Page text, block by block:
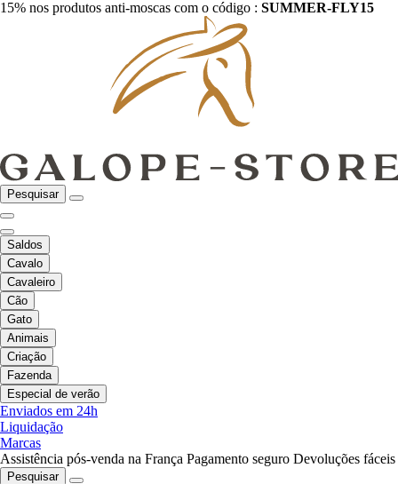
15% nos produtos anti-moscas com o código : SUMMER-FLY15
Pesquisar
Saldos
Cavalo
Cavaleiro
Cão
Gato
Animais
Criação
Fazenda
Especial de verão
Enviados em 24h
Liquidação
Marcas
Assistência pós-venda na França Pagamento seguro Devoluções fáceis
Pesquisar